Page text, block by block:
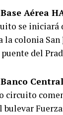
Aérea
se iniciará
la colonia
del
circuito
bulevar